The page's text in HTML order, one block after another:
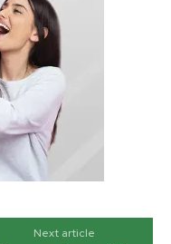
Next article